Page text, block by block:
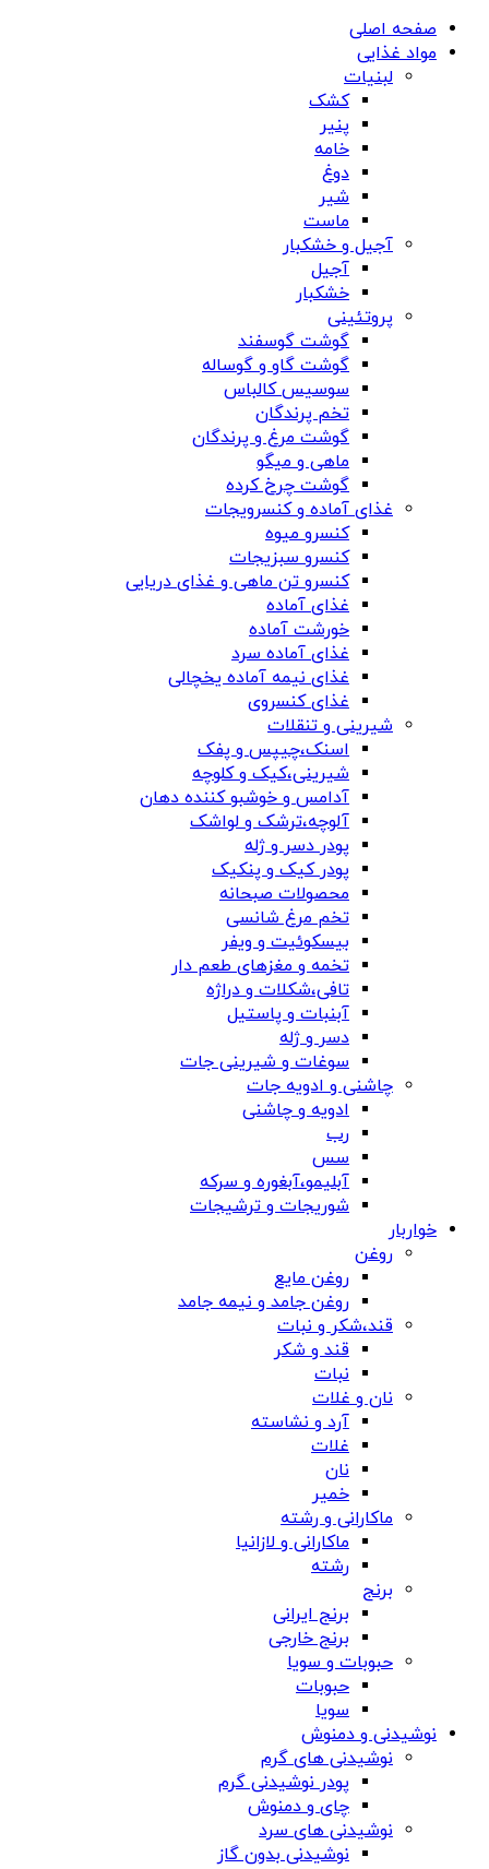
صفحه اصلی
مواد غذایی
لبنیات
کشک
پنیر
خامه
دوغ
شیر
ماست
آجیل و خشکبار
آجیل
خشکبار
پروتئینی
گوشت گوسفند
گوشت گاو و گوساله
سوسیس کالباس
تخم پرندگان
گوشت مرغ و پرندگان
ماهی و میگو
گوشت چرخ کرده
غذای آماده و کنسرویجات
کنسرو میوه
کنسرو سبزیجات
کنسرو تن ماهی و غذای دریایی
غذای آماده
خورشت آماده
غذای آماده سرد
غذای نیمه آماده یخچالی
غذای کنسروی
شیرینی و تنقلات
اسنک،چیپس و پفک
شیرینی،کیک و کلوچه
آدامس و خوشبو کننده دهان
آلوچه،ترشک و لواشک
پودر دسر و ژله
پودر کیک و پنکیک
محصولات صبحانه
تخم مرغ شانسی
بیسکوئیت و ویفر
تخمه و مغزهای طعم دار
تافی،شکلات و دراژه
آبنبات و پاستیل
دسر و ژله
سوغات و شیرینی جات
چاشنی و ادویه جات
ادویه و چاشنی
رب
سس
آبلیمو،آبغوره و سرکه
شوریجات و ترشیجات
خواربار
روغن
روغن مایع
روغن جامد و نیمه جامد
قند،شکر و نبات
قند و شکر
نبات
نان و غلات
آرد و نشاسته
غلات
نان
خمیر
ماکارانی و رشته
ماکارانی و لازانیا
رشته
برنج
برنج ایرانی
برنج خارجی
حبوبات و سویا
حبوبات
سویا
نوشیدنی و دمنوش
نوشیدنی های گرم
پودر نوشیدنی گرم
چای و دمنوش
نوشیدنی های سرد
نوشیدنی بدون گاز